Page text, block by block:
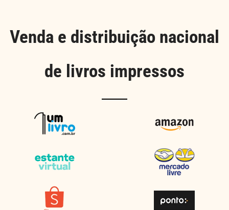
Venda e distribuição nacional
de livros impressos